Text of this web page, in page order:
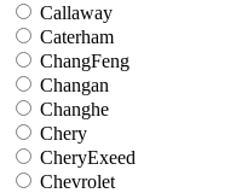
Callaway
Caterham
ChangFeng
Changan
Changhe
Chery
CheryExeed
Chevrolet